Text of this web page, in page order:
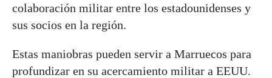
colaboración militar entre los estadounidenses y
sus socios en la región.
Estas maniobras pueden servir a Marruecos para
profundizar en su acercamiento militar a EEUU.